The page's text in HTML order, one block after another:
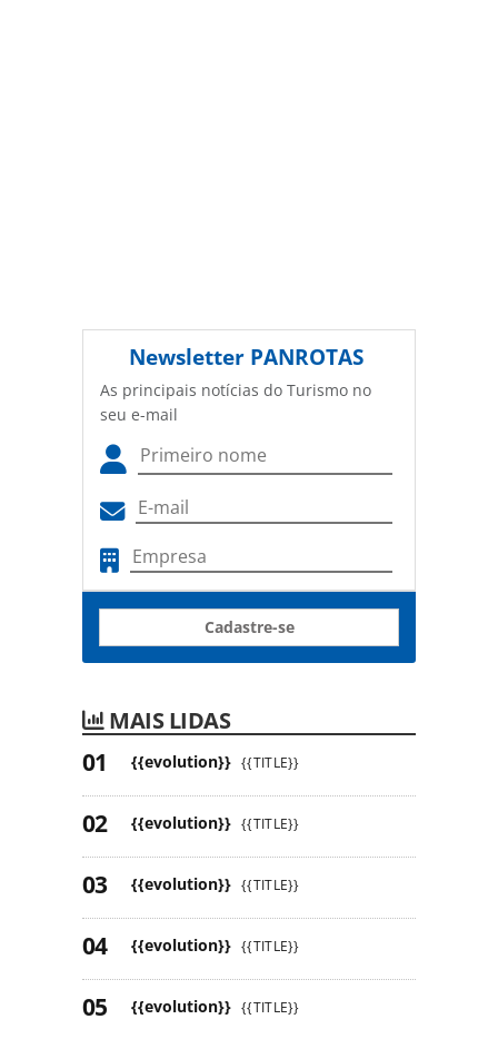
Newsletter PANROTAS
As principais notícias do Turismo no
seu e-mail
Cadastre-se
MAIS LIDAS
{{evolution}} {{TITLE}}
{{evolution}} {{TITLE}}
{{evolution}} {{TITLE}}
{{evolution}} {{TITLE}}
{{evolution}} {{TITLE}}